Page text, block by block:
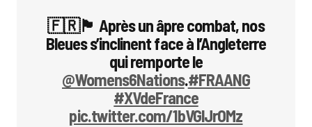
🇫🇷🏴󠁧󠁢󠁥󠁮󠁧󠁿 Après un âpre combat, nos
Bleues s’inclinent face à l’Angleterre
qui remporte le
@Womens6Nations.#FRAANG
#XVdeFrance
pic.twitter.com/1bVGlJrOMz